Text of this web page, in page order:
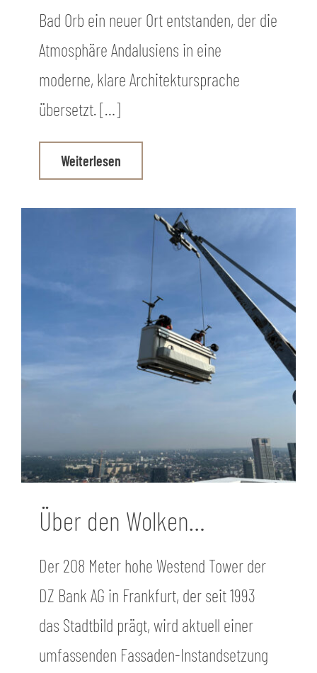
Bad Orb ein neuer Ort entstanden, der die
Atmosphäre Andalusiens in eine
moderne, klare Architektursprache
übersetzt. […]
Weiterlesen
Über den Wolken…
Der 208 Meter hohe Westend Tower der
DZ Bank AG in Frankfurt, der seit 1993
das Stadtbild prägt, wird aktuell einer
umfassenden Fassaden-Instandsetzung